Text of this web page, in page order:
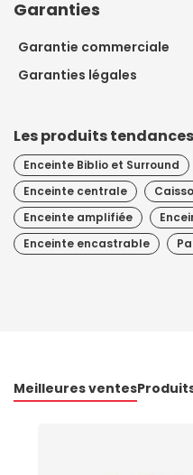
Garanties
Garantie commerciale
Garanties légales
Les produits
Enceinte Biblio et Surround
Enceinte centrale
Enceinte amplifiée
Enceinte encastrable
Meilleures ventes